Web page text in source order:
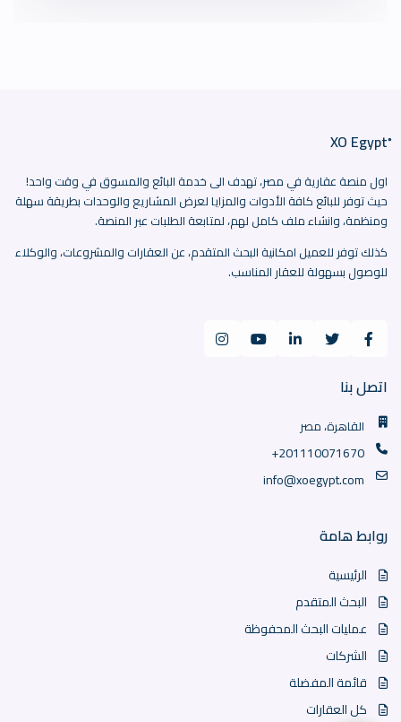
اول منصة عقارية في مصر، تهدف الى خدمة البائع والمسوق في وقت واحد!
حيث توفر للبائع كافة الأدوات والمزايا لعرض المشاريع والوحدات بطريقة سهلة
ومنظمة، وانشاء ملف كامل لهم، لمتابعة الطلبات عبر المنصة.
كذلك توفر للعميل امكانية البحث المتقدم، عن العقارات والمشروعات، والوكلاء
للوصول بسهولة للعقار المناسب.
اتصل بنا
القاهرة، مصر
+201110071670
info@xoegypt.com
روابط هامة
الرئيسية
البحث المتقدم
عمليات البحث المحفوظة
الشركات
قائمة المفضلة
كل العقارات